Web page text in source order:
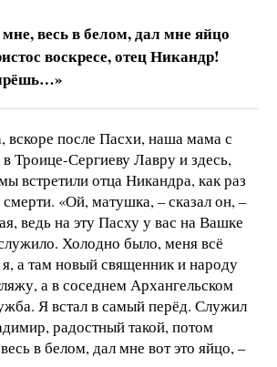
весь в белом, дал мне яйцо
воскресе, отец Никандр!
вскоре после Пасхи, наша мама с
Троице-Сергиеву Лавру и здесь,
встретили отца Никандра, как раз
«Ой, матушка, – сказал он, –
ведь на эту Пасху у вас на Вашке
Холодно было, меня всё
а там новый священник и народу
а в соседнем Архангельском
Я встал в самый перёд. Служил
радостный такой, потом
в белом, дал мне вот это яйцо, –